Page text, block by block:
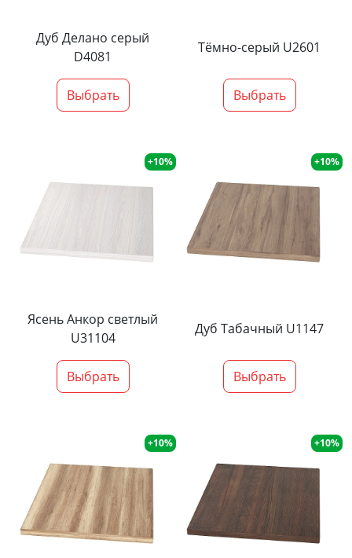
Дуб Делано серый
D4081
Выбрать
Тёмно-серый U2601
Выбрать
+10%
Ясень Анкор светлый
U31104
Выбрать
+10%
Дуб Табачный U1147
Выбрать
+10% +10%